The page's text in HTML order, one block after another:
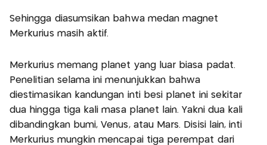
Sehingga diasumsikan bahwa medan magnet
Merkurius masih aktif.
Merkurius memang planet yang luar biasa padat.
Penelitian selama ini menunjukkan bahwa
diestimasikan kandungan inti besi planet ini sekitar
dua hingga tiga kali masa planet lain. Yakni dua kali
dibandingkan bumi, Venus, atau Mars. Disisi lain, inti
Merkurius mungkin mencapai tiga perempat dari